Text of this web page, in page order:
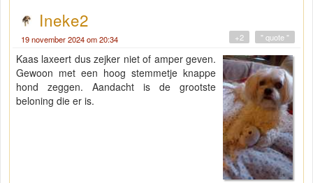
Ineke2
19 november 2024 om 20:34 " quote "
+2
Kaas laxeert dus zejker niet of amper geven.
Gewoon met een hoog stemmetje knappe
hond zeggen. Aandacht is de grootste
beloning die er is.